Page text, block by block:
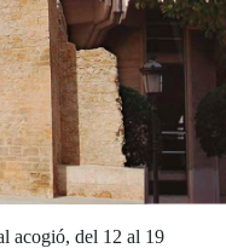
acogió, del 12 al 19